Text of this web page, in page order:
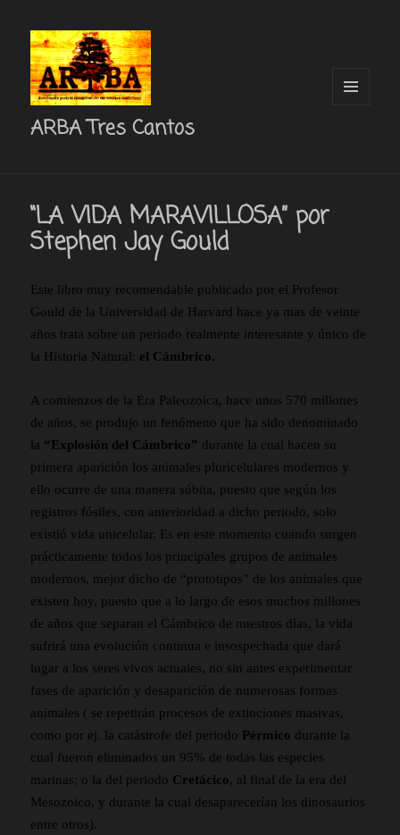
ARBA Tres Cantos
“LA VIDA MARAVILLOSA” por
Stephen Jay Gould
Este libro muy recomendable publicado por el Profesor
Gould de la Universidad de Harvard hace ya mas de veinte
años trata sobre un periodo realmente interesante y único de
la Historia Natural: el Cámbrico.
A comienzos de la Era Paleozoica, hace unos 570 millones
de años, se produjo un fenómeno que ha sido denominado
la “Explosión del Cámbrico” durante la cual hacen su
primera aparición los animales pluricelulares modernos y
ello ocurre de una manera súbita, puesto que según los
registros fósiles, con anterioridad a dicho periodo, solo
existió vida unicelular. Es en este momento cuando surgen
prácticamente todos los principales grupos de animales
modernos, mejor dicho de “prototipos” de los animales que
existen hoy, puesto que a lo largo de esos muchos millones
de años que separan el Cámbrico de nuestros días, la vida
sufrirá una evolución continua e insospechada que dará
lugar a los seres vivos actuales, no sin antes experimentar
fases de aparición y desaparición de numerosas formas
animales ( se repetirán procesos de extinciones masivas,
como por ej. la catástrofe del periodo Pérmico durante la
cual fueron eliminados un 95% de todas las especies
marinas; o la del periodo Cretácico, al final de la era del
Mesozoico, y durante la cual desaparecerían los dinosaurios
entre otros).